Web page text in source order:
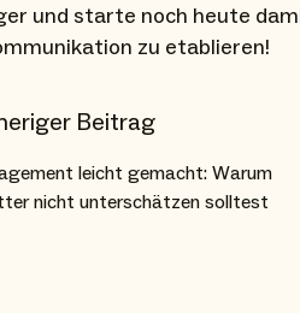
und starte noch heute
zu etablieren!
Beitrag
leicht gemacht: Warum
nicht unterschätzen solltest